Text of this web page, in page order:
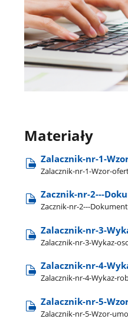
Materiały
Zalacznik-nr-1-
Zalacznik-nr-1-Wzor-
Zacznik-nr-2---
Zacznik-nr-2---
Zalacznik-nr-3-
Zalacznik-nr-3-Wykaz-
Zalacznik-nr-4-
Zalacznik-nr-4-Wykaz-
Zalacznik-nr-5-
Zalacznik-nr-5-Wzor-